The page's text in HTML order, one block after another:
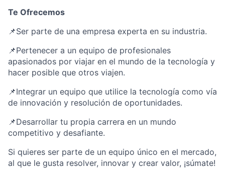
Te Ofrecemos
📌Ser parte de una empresa experta en su industria.
📌Pertenecer a un equipo de profesionales
apasionados por viajar en el mundo de la tecnología y
hacer posible que otros viajen.
📌Integrar un equipo que utilice la tecnología como vía
de innovación y resolución de oportunidades.
📌Desarrollar tu propia carrera en un mundo
competitivo y desafiante.
Si quieres ser parte de un equipo único en el mercado,
al que le gusta resolver, innovar y crear valor, ¡súmate!